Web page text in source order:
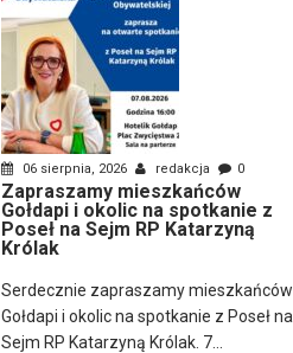
06 sierpnia, 2026 redakcja 0
Zapraszamy mieszkańców
Gołdapi i okolic na spotkanie z
Poseł na Sejm RP Katarzyną
Królak
Serdecznie zapraszamy mieszkańców
Gołdapi i okolic na spotkanie z Poseł na
Sejm RP Katarzyną Królak. 7...